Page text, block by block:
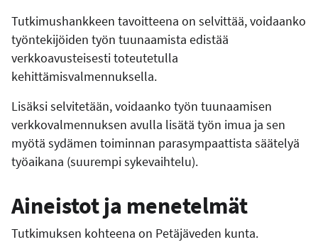
Tutkimushankkeen tavoitteena on selvittää, voidaanko
työntekijöiden työn tuunaamista edistää
verkkoavusteisesti toteutetulla
kehittämisvalmennuksella.
Lisäksi selvitetään, voidaanko työn tuunaamisen
verkkovalmennuksen avulla lisätä työn imua ja sen
myötä sydämen toiminnan parasympaattista säätelyä
työaikana (suurempi sykevaihtelu).
Aineistot ja menetelmät
Tutkimuksen kohteena on Petäjäveden kunta.